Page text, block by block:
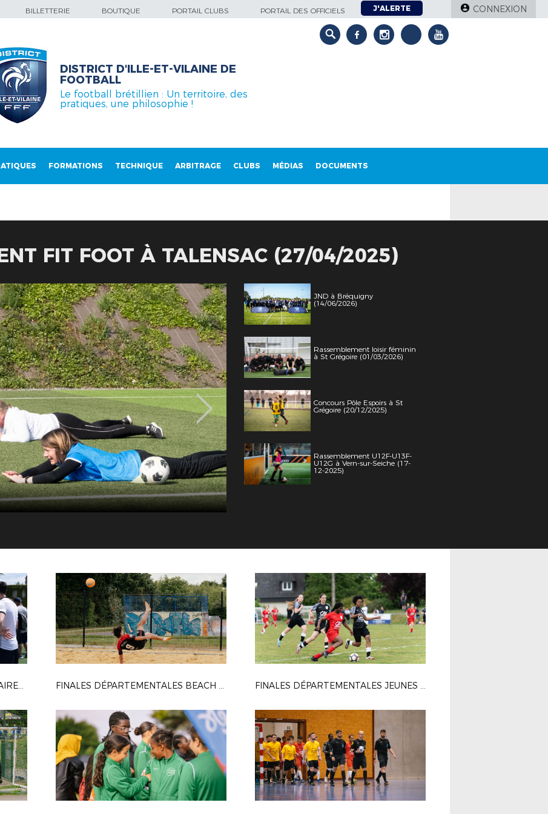
BILLETTERIE BOUTIQUE PORTAIL CLUBS PORTAIL DES OFFICIELS J'ALERTE CONNEXION
DISTRICT D'ILLE-ET-VILAINE DE
FOOTBALL
Le football brétillien : Un territoire, des
pratiques, une philosophie !
FORMATIONS TECHNIQUE ARBITRAGE CLUBS MÉDIAS DOCUMENTS
FIT FOOT À TALENSAC (27/04/2025)
JND à Bréquigny
(14/06/2026)
Rassemblement loisir féminin
à St Grégoire (01/03/2026)
Concours Pôle Espoirs à St
Grégoire (20/12/2025)
Rassemblement U12F-U13F-
U12G à Vern-sur-Seiche (17-
12-2025)
CÉRÉMONIE TOUTES FOOT À CLAIREFONTAINE (05/07/2025) FINALES DÉPARTEMENTALES BEACH SOCCER (25/05/25) FINALES DÉPARTEMENTALES JEUNES FÉMININES À BOURG-DES-COMPTES (24/05/25)